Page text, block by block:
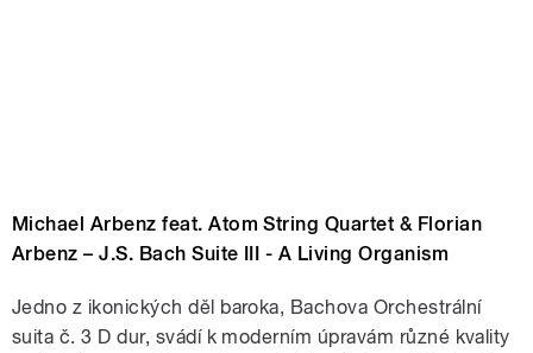
Michael Arbenz feat. Atom String Quartet & Florian
Arbenz – J.S. Bach Suite III - A Living Organism
Jedno z ikonických děl baroka, Bachova Orchestrální
suita č. 3 D dur, svádí k moderním úpravám různé kvality